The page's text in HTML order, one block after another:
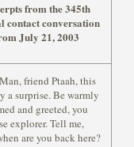
from the 345th
contact conversation
July 21, 2003
Man, friend Ptaah, this
a surprise. Be warmly
and greeted, you
explorer. Tell me,
are you back here?